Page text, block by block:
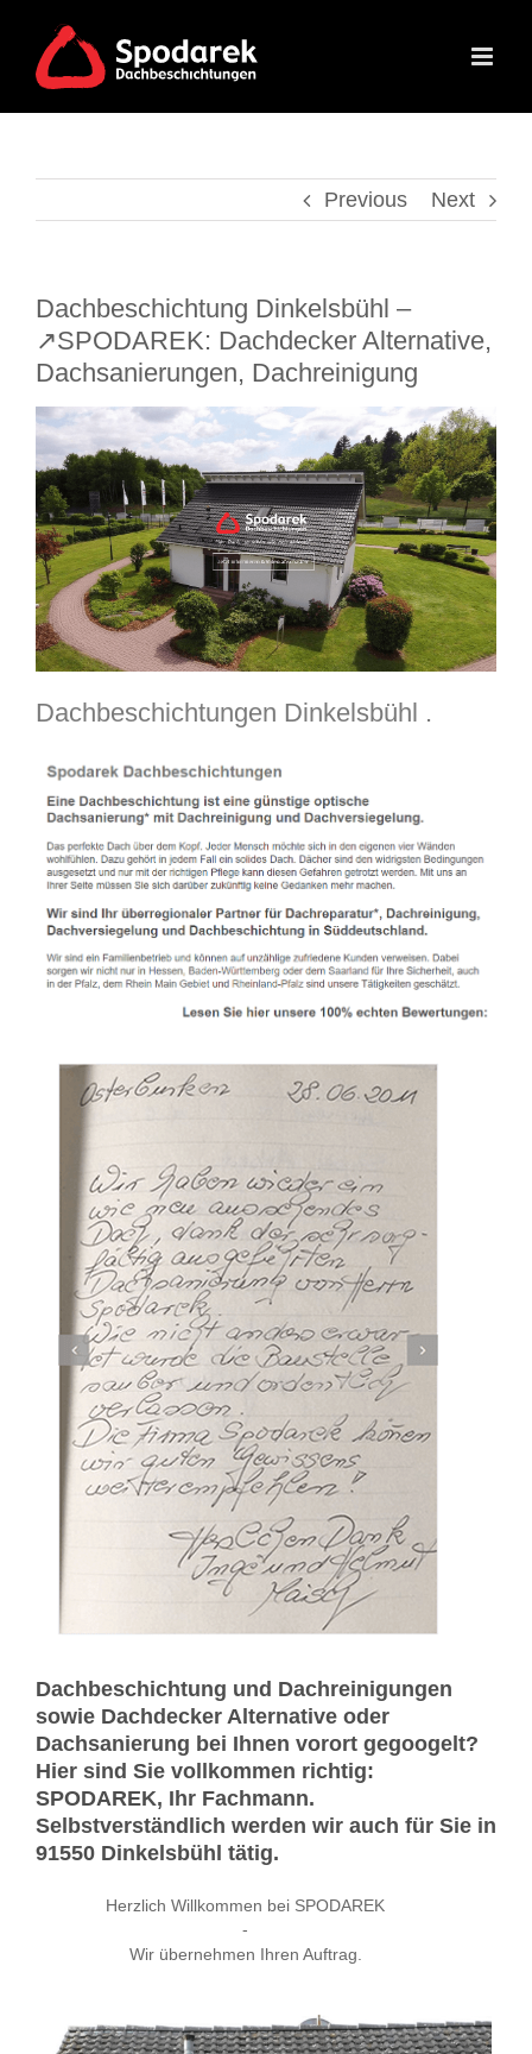
content
Previous Next
Dachbeschichtung Dinkelsbühl –
↗️SPODAREK: Dachdecker Alternative,
Dachsanierungen, Dachreinigung
Dachbeschichtungen Dinkelsbühl .
Dachbeschichtung und Dachreinigungen
sowie Dachdecker Alternative oder
Dachsanierung bei Ihnen vorort gegoogelt?
Hier sind Sie vollkommen richtig:
SPODAREK, Ihr Fachmann.
Selbstverständlich werden wir auch für Sie in
91550 Dinkelsbühl tätig.
Herzlich Willkommen bei SPODAREK
-
Wir übernehmen Ihren Auftrag.